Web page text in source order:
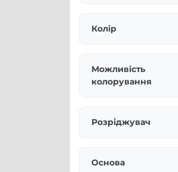
Колір
Можливість
колорування
Розріджувач
Основа